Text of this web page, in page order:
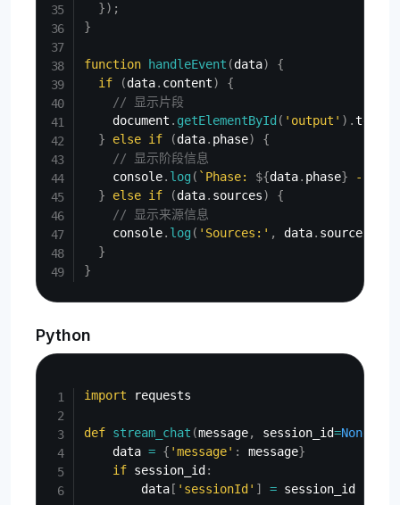
}) ;
}
function handleEvent (data)
{
if
(data. content)
{
// 显示片段
    document
. getElementById ( 'output' ) .
}
else if (data. phase)
{
// 显示阶段信息
    console
. log ( ` Phase: ${data. phase} -
}
else if (data. sources)
{
// 显示来源信息
    console
. log ( 'Sources:' , data. sources
}
}
Python
import requests
def stream_chat (message, session_id=None
    data
= { 'message' : message}
if session_id :
        data
[ 'sessionId' ] = session_id